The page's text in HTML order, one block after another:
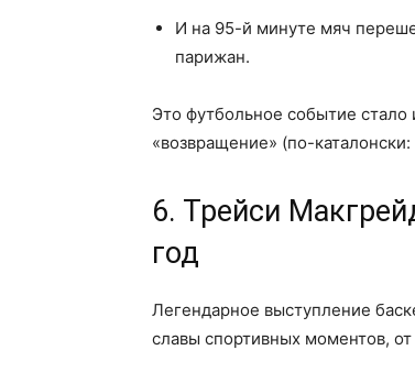
И на 95-й минуте мяч
парижан.
Это футбольное событие
«возвращение» (по-каталонски:
6. Трейси
год
Легендарное выступление
славы спортивных моментов,